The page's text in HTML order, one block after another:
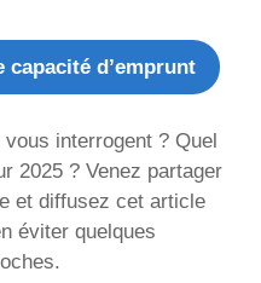
d’emprunt
interrogent ? Quel
2025 ? Venez partager
et diffusez cet article
éviter quelques